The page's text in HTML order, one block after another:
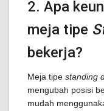
2. Apa
meja tipe
bekerja?
Meja tipe standing
mengubah posisi
mudah